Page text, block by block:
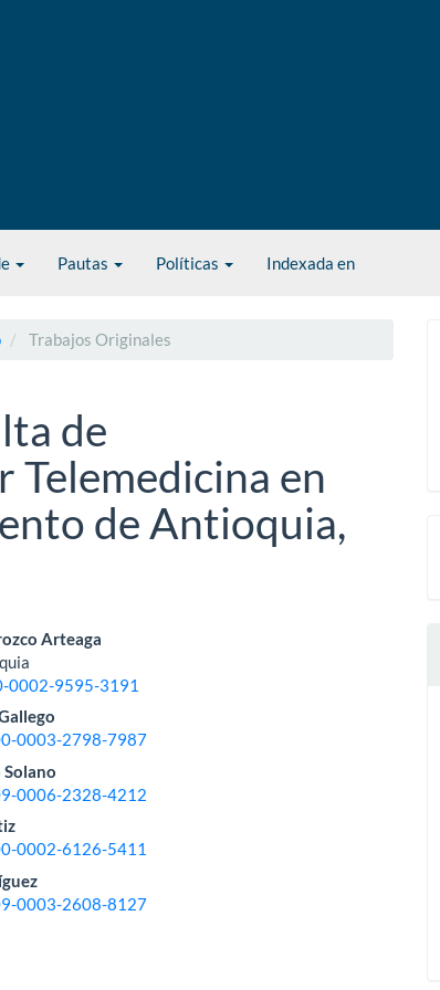
Pautas Políticas Indexada en
Trabajos Originales
de
en
de Antioquia,
Arteaga
0002-9595-3191
0003-2798-7987
Solano
0006-2328-4212
0002-6126-5411
0003-2608-8127